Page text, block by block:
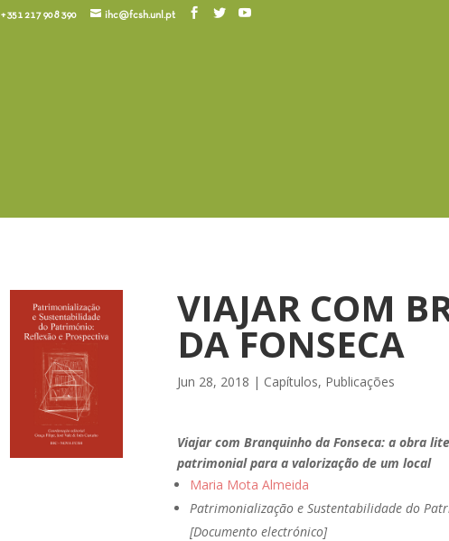
+351 217 908 390 ihc@fcsh.unl.pt
VIAJAR COM
DA FONSECA
Jun 28, 2018 | Capítulos, Publicações
Viajar com Branquinho da Fonseca: a obra
patrimonial para a valorização de um local
Maria Mota Almeida
Patrimonialização e Sustentabilidade do
[Documento electrónico]